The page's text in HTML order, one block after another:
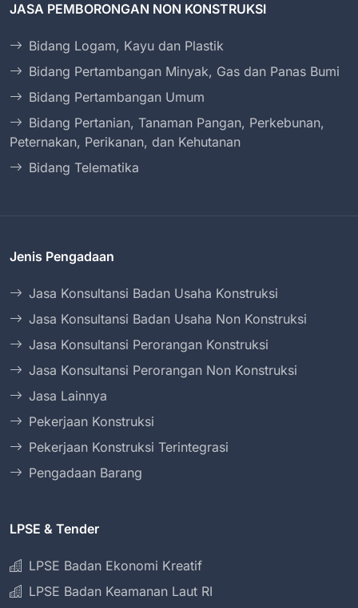
JASA PEMBORONGAN NON KONSTRUKSI
Bidang Logam, Kayu dan Plastik
Bidang Pertambangan Minyak, Gas dan Panas Bumi
Bidang Pertambangan Umum
Bidang Pertanian, Tanaman Pangan, Perkebunan,
Peternakan, Perikanan, dan Kehutanan
Bidang Telematika
Jenis Pengadaan
Jasa Konsultansi Badan Usaha Konstruksi
Jasa Konsultansi Badan Usaha Non Konstruksi
Jasa Konsultansi Perorangan Konstruksi
Jasa Konsultansi Perorangan Non Konstruksi
Jasa Lainnya
Pekerjaan Konstruksi
Pekerjaan Konstruksi Terintegrasi
Pengadaan Barang
LPSE & Tender
LPSE Badan Ekonomi Kreatif
LPSE Badan Keamanan Laut RI